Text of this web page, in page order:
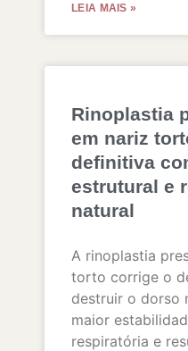
LEIA MAIS »
Rinoplastia
em nariz
definitiva
estrutural e
natural
A rinoplastia
torto corrige o
destruir o dorso
maior
respiratória e